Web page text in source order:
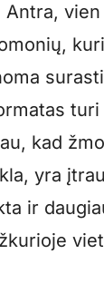
Antra,
turi
kad
yra
ir